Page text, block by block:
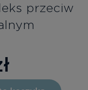
przeciw